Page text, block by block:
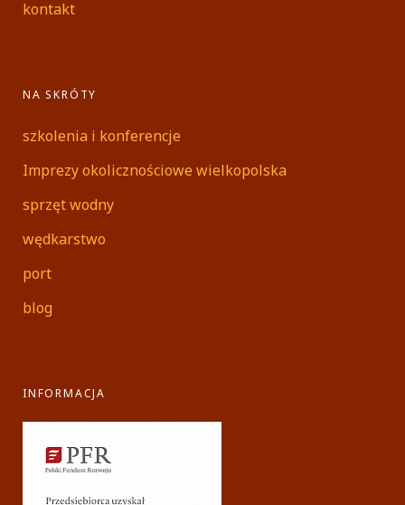
kontakt
NA SKRÓTY
szkolenia i konferencje
Imprezy okolicznościowe wielkopolska
sprzęt wodny
wędkarstwo
port
blog
INFORMACJA